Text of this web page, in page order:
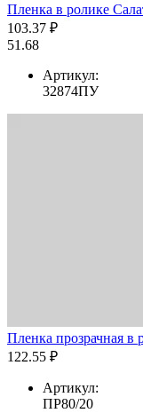
Пленка в ролике
103.37 ₽
51.68
Артикул:
32874ПУ
Пленка прозрачная в
122.55 ₽
Артикул:
ПР80/20